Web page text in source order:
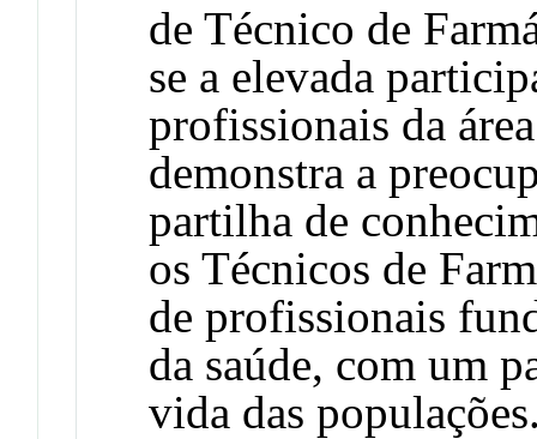
de Técnico de
se a elevada
profissionais da
demonstra a
partilha de
os Técnicos de
de profissionais
da saúde, com um
vida das